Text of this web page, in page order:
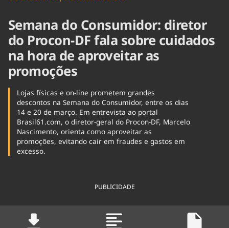
Semana do Consumidor: diretor
do Procon-DF fala sobre cuidados
na hora de aproveitar as
promoções
Lojas físicas e on-line prometem grandes
descontos na Semana do Consumidor, entre os dias
14 e 20 de março. Em entrevista ao portal
Brasil61.com, o diretor-geral do Procon-DF, Marcelo
Nascimento, orienta como aproveitar as
promoções, evitando cair em fraudes e gastos em
excesso.
PUBLICIDADE